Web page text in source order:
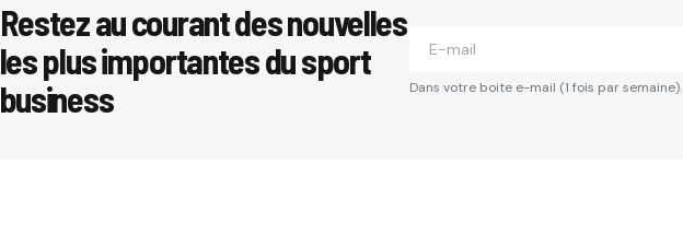
Comment*
Restez au courant des nouvelles
les plus importantes du sport
business
Dans votre boite e-mail (1 fois par semaine).